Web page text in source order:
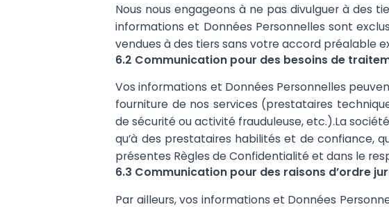
Nous nous engageons à ne pas divulguer à des
informations et Données Personnelles sont
vendues à des tiers sans votre accord préalable
6.2 Communication pour des besoins de
Vos informations et Données Personnelles
fourniture de nos services (prestataires
de sécurité ou activité frauduleuse, etc.).La
qu’à des prestataires habilités et de confiance,
présentes Règles de Confidentialité et dans le
6.3 Communication pour des raisons d’ordre
Par ailleurs, vos informations et Données